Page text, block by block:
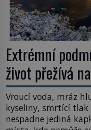
Extrémní
život přežívá
Vroucí voda, mráz
kyseliny, smrtící tlak
nespadne jediná